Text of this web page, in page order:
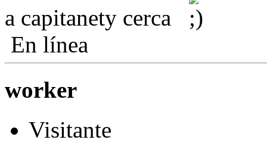
a capitanety cerca
En línea
worker
Visitante